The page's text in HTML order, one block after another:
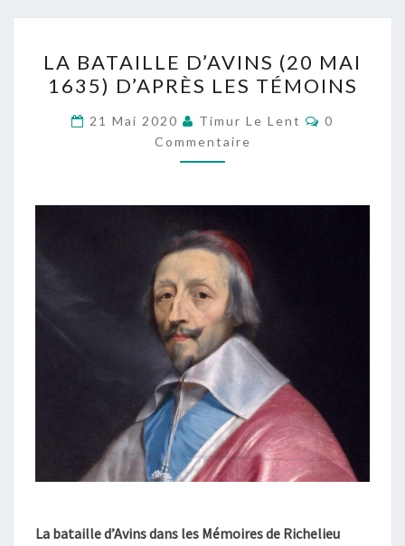
BATAILLE
D’AVINS
(20
MAI
1635)
TÉMOINS
LA BATAILLE D’AVINS (20 MAI
1635) D’APRÈS LES TÉMOINS
21 Mai 2020 Timur Le Lent
0
Commentaire
La bataille d’Avins dans les Mémoires de Richelieu